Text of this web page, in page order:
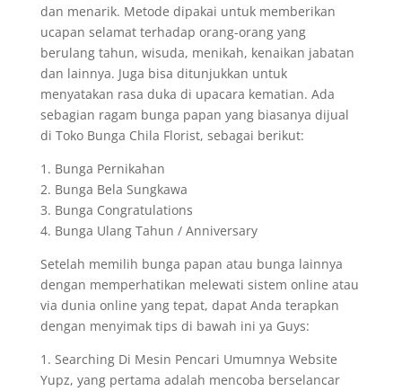
dan menarik. Metode dipakai untuk memberikan
ucapan selamat terhadap orang-orang yang
berulang tahun, wisuda, menikah, kenaikan jabatan
dan lainnya. Juga bisa ditunjukkan untuk
menyatakan rasa duka di upacara kematian. Ada
sebagian ragam bunga papan yang biasanya dijual
di Toko Bunga Chila Florist, sebagai berikut:
1. Bunga Pernikahan
2. Bunga Bela Sungkawa
3. Bunga Congratulations
4. Bunga Ulang Tahun / Anniversary
Setelah memilih bunga papan atau bunga lainnya
dengan memperhatikan melewati sistem online atau
via dunia online yang tepat, dapat Anda terapkan
dengan menyimak tips di bawah ini ya Guys:
1. Searching Di Mesin Pencari Umumnya Website
Yupz, yang pertama adalah mencoba berselancar